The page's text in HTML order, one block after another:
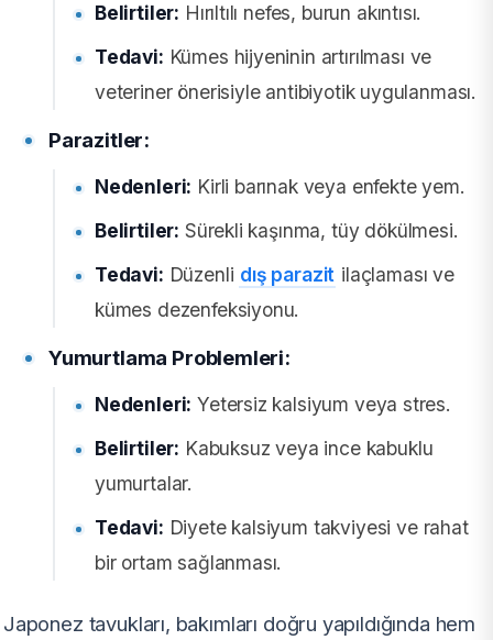
Belirtiler: Hırıltılı nefes, burun akıntısı.
Tedavi: Kümes hijyeninin artırılması ve
veteriner önerisiyle antibiyotik uygulanması.
Parazitler:
Nedenleri: Kirli barınak veya enfekte yem.
Belirtiler: Sürekli kaşınma, tüy dökülmesi.
Tedavi: Düzenli dış parazit ilaçlaması ve
kümes dezenfeksiyonu.
Yumurtlama Problemleri:
Nedenleri: Yetersiz kalsiyum veya stres.
Belirtiler: Kabuksuz veya ince kabuklu
yumurtalar.
Tedavi: Diyete kalsiyum takviyesi ve rahat
bir ortam sağlanması.
Japonez tavukları, bakımları doğru yapıldığında hem